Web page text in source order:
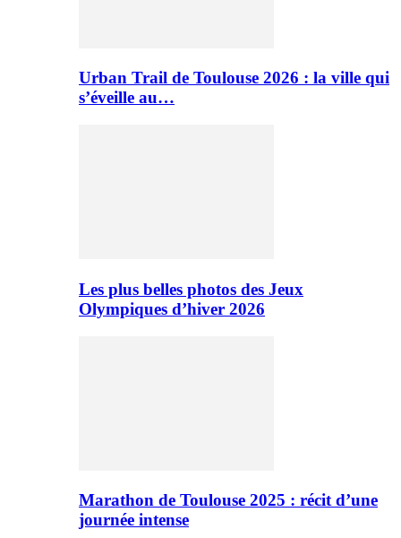
Urban Trail de Toulouse 2026 : la ville qui
s’éveille au…
Les plus belles photos des Jeux
Olympiques d’hiver 2026
Marathon de Toulouse 2025 : récit d’une
journée intense